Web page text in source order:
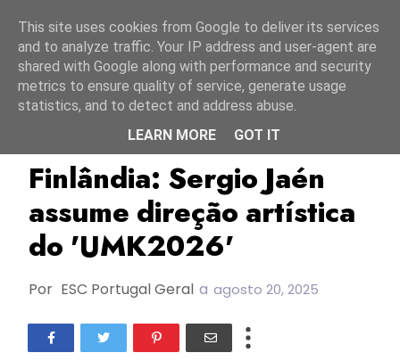
Finlândia Sergio Jaen
Finlândia: Sergio Jaén
assume direção artística
do 'UMK2026'
Por ESC Portugal Geral a agosto 20, 2025
This site uses cookies from Google to deliver its services
and to analyze traffic. Your IP address and user-agent are
shared with Google along with performance and security
metrics to ensure quality of service, generate usage
statistics, and to detect and address abuse.
LEARN MORE
GOT IT